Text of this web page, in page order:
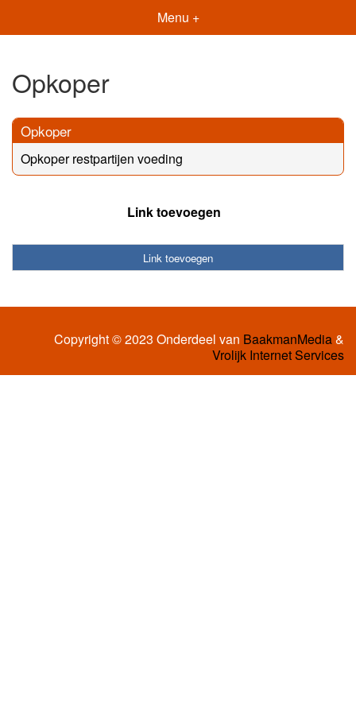
Menu +
Opkoper
Opkoper
Opkoper restpartijen voeding
Link toevoegen
Link toevoegen
Copyright © 2023 Onderdeel van BaakmanMedia&
Vrolijk Internet Services